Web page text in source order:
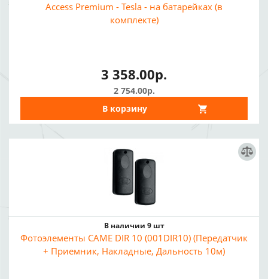
Access Premium - Tesla - на батарейках (в
комплекте)
3 358.00р.
2 754.00р.
В корзину
В наличии 9 шт
Фотоэлементы CAME DIR 10 (001DIR10) (Передатчик
+ Приемник, Накладные, Дальность 10м)